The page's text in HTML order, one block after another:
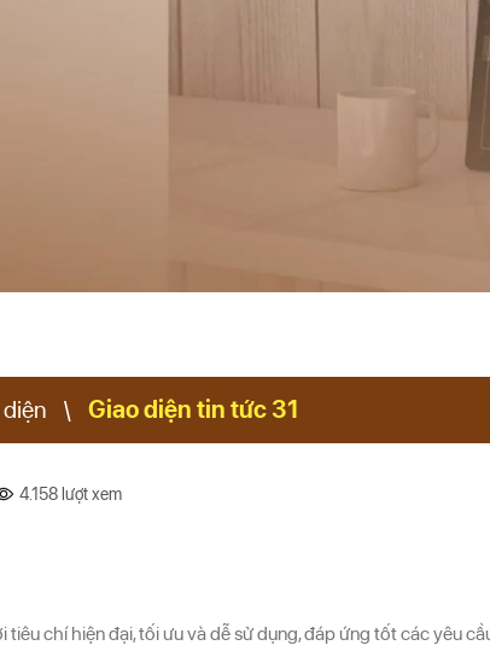
\ Giao diện tin tức 31
4.158 lượt xem
chí hiện đại, tối ưu và dễ sử dụng, đáp ứng tốt các yêu